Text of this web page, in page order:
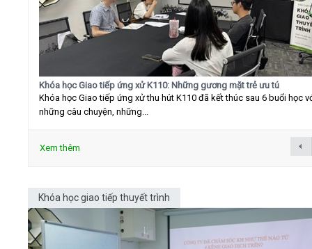
Khóa học Giao tiếp ứng xử K110: Những gương mặt trẻ ưu tú
Khóa học Giao tiếp ứng xử thu hút K110 đã kết thúc sau 6 buổi học
những câu chuyện, những...
Xem thêm
Khóa học giao tiếp thuyết trình